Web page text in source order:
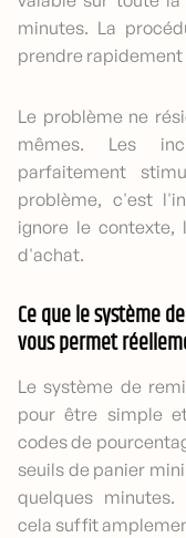
minutes. La
prendre
Le problème ne
mêmes. Les
parfaitement
problème, c'est
ignore le
d'achat.
Ce que le système
vous permet
Le système de
pour être simple
codes de
seuils de panier
quelques minutes.
cela suffit